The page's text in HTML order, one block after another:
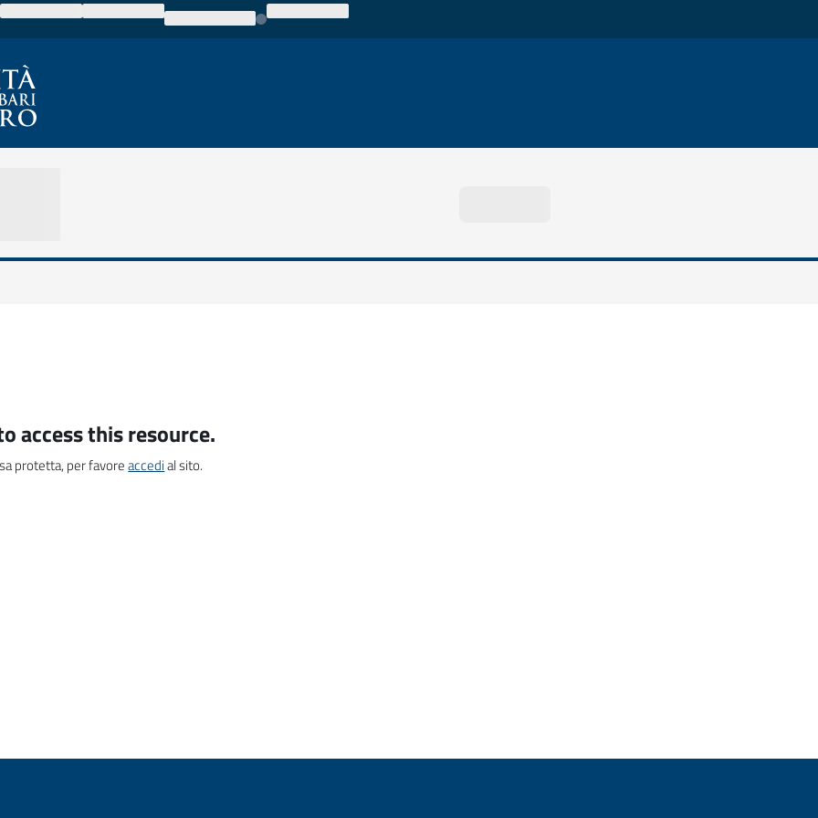
access this resource.
protetta, per favoreaccedial sito.